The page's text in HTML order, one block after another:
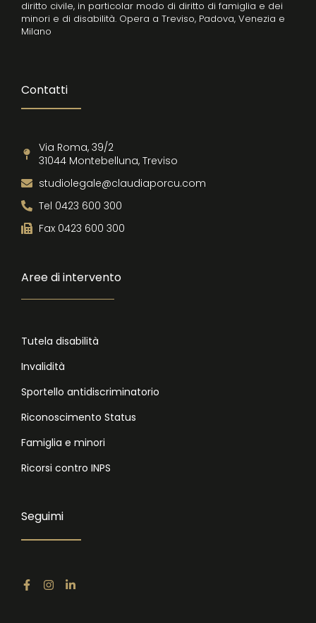
diritto civile, in particolar modo di diritto di famiglia e dei
minori e di disabilità. Opera a Treviso, Padova, Venezia e
Milano
Contatti
Via Roma, 39/2
31044 Montebelluna, Treviso
studiolegale@claudiaporcu.com
Tel 0423 600 300
Fax 0423 600 300
Aree di intervento
Tutela disabilità
Invalidità
Sportello antidiscriminatorio
Riconoscimento Status
Famiglia e minori
Ricorsi contro INPS
Seguimi